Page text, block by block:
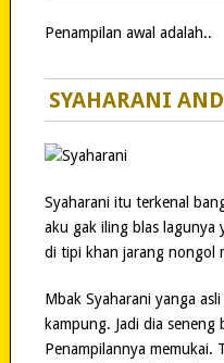
Penampilan awal adalah..
SYAHARANI
Syaharani itu terkenal
aku gak iling blas lagunya
di tipi khan jarang nongol
Mbak Syaharani yanga
kampung. Jadi dia
Penampilannya memukai.